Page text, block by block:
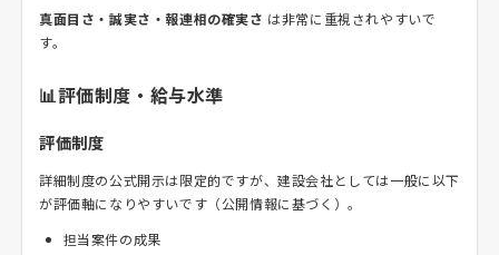
真面目さ・誠実さ・報連相の確実さ は非常に重視されやすいで
す。
📊評価制度・給与水準
評価制度
詳細制度の公式開示は限定的ですが、建設会社としては一般に以下
が評価軸になりやすいです（公開情報に基づく）。
担当案件の成果